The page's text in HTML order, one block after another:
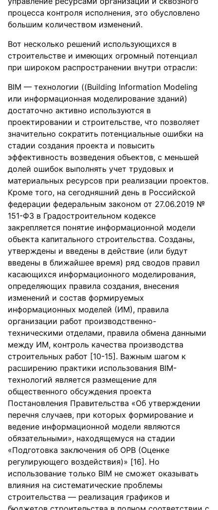
процесса контроля исполнения, это обусловлено
большим количеством изменений.
Вот несколько решений использующихся в
строительстве и имеющих огромный потенциал
при широком распространении внутри отрасли:
BIM — технологии ((Building Information Modeling
или информационная моделирование зданий)
достаточно активно используются в
проектировании и строительстве, что позволяет
значительно сократить потенциальные ошибки на
стадии создания проекта и повысить
эффективность возведения объектов, с меньшей
долей ошибок выполнять учет трудовых и
материальных ресурсов при реализации проектов.
Кроме того, на сегодняшний день в Российской
федерации федеральным законом от 27.06.2019 №
151-ФЗ в Градостроительном кодексе
закрепляется понятие информационной модели
объекта капитального строительства. Созданы,
утверждены и введены в действие (или будут
введены в ближайшее время) ряд сводов правил
касающихся информационного моделирования,
определяющих правила создания, внесения
изменений и состав формируемых
информационных моделей (ИМ), правила
организации работ производственно-
техническими отделами, правила обмена данными
между ИМ, контроль качества производства
строительных работ [10-15]. Важным шагом к
расширению практики использования BIM-
технологий является размещение для
общественного обсуждения проекта
Постановления Правительства «Об утверждении
перечня случаев, при которых формирование и
ведение информационной модели являются
обязательными», находящемуся на стадии
«Подготовка заключения об ОРВ (Оценке
регулирующего воздействия)» [16]. Но
использование только BIM не сможет оказывать
влияния на систематические проблемы
строительства — реализация графиков и